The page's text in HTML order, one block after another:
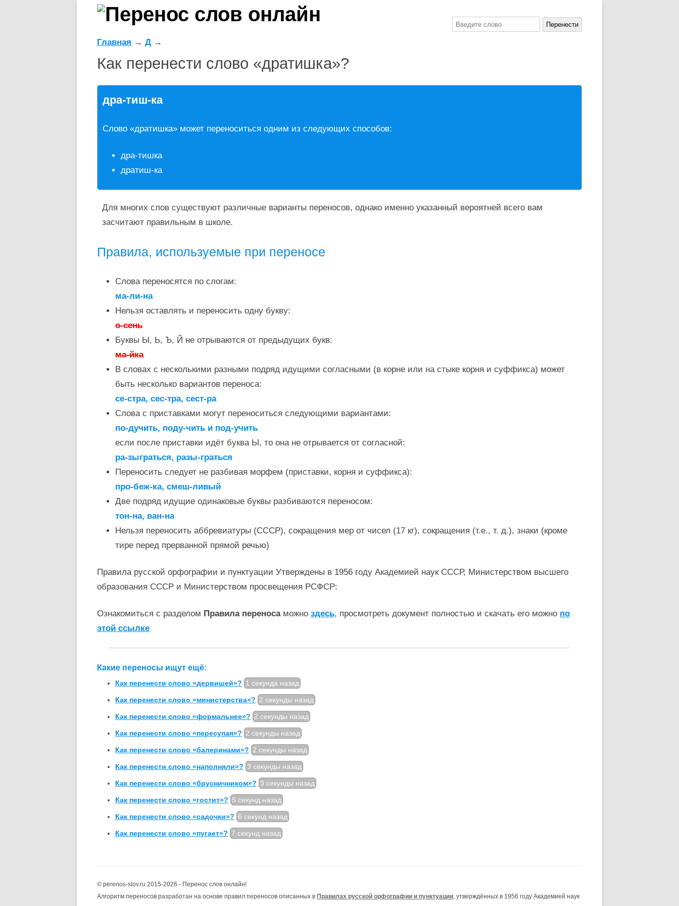
Главная → Д →
Как перенести слово «дратишка»?
дра-тиш-ка
Слово «дратишка» может переноситься одним из следующих способов:
дра-тишка
дратиш-ка
Для многих слов существуют различные варианты переносов, однако именно указанный вероятней всего вам
засчитают правильным в школе.
Правила, используемые при переносе
Слова переносятся по слогам:
ма-ли-на
Нельзя оставлять и переносить одну букву:
о-сень
Буквы Ы, Ь, Ъ, Й не отрываются от предыдущих букв:
ма-йка
В словах с несколькими разными подряд идущими согласными (в корне или на стыке корня и суффикса) может
быть несколько вариантов переноса:
се-стра, сес-тра, сест-ра
Слова с приставками могут переноситься следующими вариантами:
по-дучить, поду-чить и под-учить
если после приставки идёт буква Ы, то она не отрывается от согласной:
ра-зыграться, разы-граться
Переносить следует не разбивая морфем (приставки, корня и суффикса):
про-беж-ка, смеш-ливый
Две подряд идущие одинаковые буквы разбиваются переносом:
тон-на, ван-на
Нельзя переносить аббревиатуры (СССР), сокращения мер от чисел (17 кг), сокращения (т.е., т. д.), знаки (кроме
тире перед прерванной прямой речью)
Правила русской орфографии и пунктуации Утверждены в 1956 году Академией наук СССР, Министерством высшего
образования СССР и Министерством просвещения РСФСР:
Ознакомиться с разделом Правила переносаможно здесь, просмотреть документ полностью и скачать его можно по
этой ссылке
Какие переносы ищут ещё:
Как перенести слово «дервишей»? 1 секунда назад
Как перенести слово «мини­стерства»? 2 секунды назад
Как перенести слово «формальнее»? 2 секунды назад
Как перенести слово «пересупая»? 2 секунды назад
Как перенести слово «балеринами»? 2 секунды назад
Как перенести слово «наполняли»? 3 секунды назад
Как перенести слово «брусничником»? 3 секунды назад
Как перенести слово «гостит»? 5 секунд назад
Как перенести слово «садочки»? 6 секунд назад
Как перенести слово «пугает»? 7 секунд назад
© perenos-slov.ru 2015-2026 - Перенос слов онлайн!
Алгоритм переносов разработан на основе правил переносов описанных в Правилах русской орфографии и пунктуации , утверждённых в 1956 году Академией наук